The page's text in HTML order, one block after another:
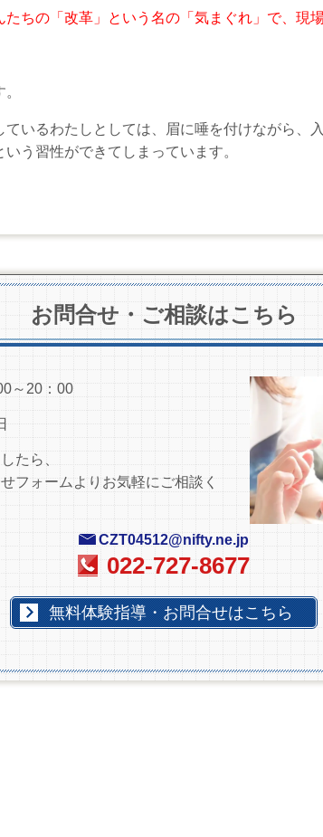
たちの「改革」という名の「気まぐれ」で、現
ているわたしとしては、眉に唾を付けながら、
う習性ができてしまっています。
お問合せ・ご相談はこちら
～20：00
たら、
フォームよりお気軽にご相談く
CZT04512@nifty.ne.jp
022-727-8677
無料体験指導・お問合せはこちら